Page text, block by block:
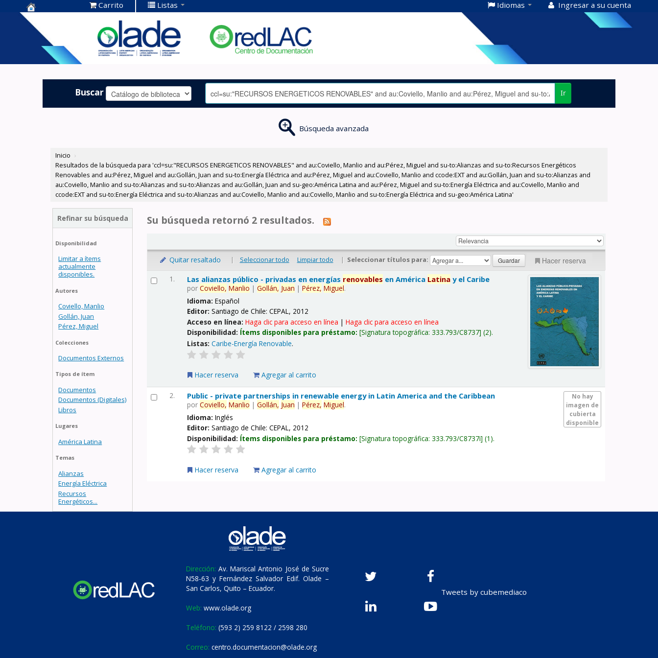
Centro de
Documentación
OLADE -
Carrito Listas Idiomas Ingresar a su cuenta
Buscar Ir
Búsqueda avanzada
Inicio ›
Resultados de la búsqueda para 'ccl=su:"RECURSOS ENERGETICOS RENOVABLES" and au:Coviello, Manlio and au:Pérez, Miguel and su-to:Alianzas and su-to:Recursos Energéticos
Renovables and au:Pérez, Miguel and au:Gollán, Juan and su-to:Energía Eléctrica and au:Pérez, Miguel and au:Coviello, Manlio and ccode:EXT and au:Gollán, Juan and su-to:Alianzas and
au:Coviello, Manlio and su-to:Alianzas and su-to:Alianzas and au:Gollán, Juan and su-geo:América Latina and au:Pérez, Miguel and su-to:Energía Eléctrica and au:Coviello, Manlio and
ccode:EXT and su-to:Energía Eléctrica and su-to:Alianzas and au:Coviello, Manlio and au:Coviello, Manlio and su-to:Energía Eléctrica and su-geo:América Latina'
Refinar su búsqueda
Disponibilidad
Limitar a ítems
actualmente
disponibles.
Autores
Coviello, Manlio
Gollán, Juan
Pérez, Miguel
Colecciones
Documentos Externos
Tipos de ítem
Documentos
Documentos (Digitales)
Libros
Lugares
América Latina
Temas
Alianzas
Energía Eléctrica
Recursos
Energéticos...
Su búsqueda retornó 2 resultados.
Quitar resaltado | Seleccionar todo Limpiar todo | Seleccionar títulos para: Hacer reserva
1. Las alianzas público - privadas en energías renovables en América Latina y el Caribe
porCoviello, Manlio |Gollán, Juan |Pérez, Miguel.
Idioma:Español
Editor:Santiago de Chile: CEPAL, 2012
Acceso en línea:Haga clic para acceso en línea |Haga clic para acceso en línea
Disponibilidad: Ítems disponibles para préstamo: Signatura topográfica:333.793/C8737 (2).
Listas: Caribe-Energía Renovable.
Hacer reserva Agregar al carrito
2.
No hay
imagen de
cubierta
disponible
Public - private partnerships in renewable energy in Latin America and the Caribbean
porCoviello, Manlio |Gollán, Juan |Pérez, Miguel.
Idioma:Inglés
Editor:Santiago de Chile: CEPAL, 2012
Disponibilidad: Ítems disponibles para préstamo: Signatura topográfica:333.793/C8737i (1).
Hacer reserva Agregar al carrito
Dirección: Av. Mariscal Antonio José de Sucre
N58-63 y Fernández Salvador Edif. Olade –
San Carlos, Quito – Ecuador.
Web: www.olade.org
Teléfono: (593 2) 259 8122 / 2598 280
Correo: centro.documentacion@olade.org
Tweets by cubemediaco